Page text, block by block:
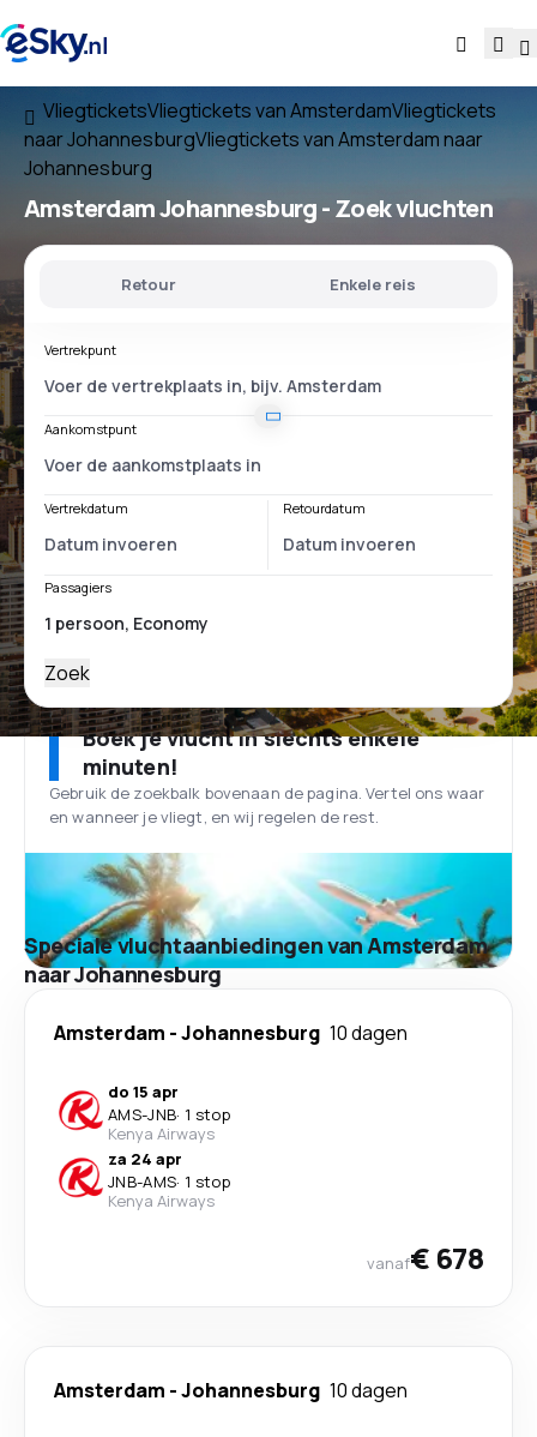
VliegticketsVliegtickets van AmsterdamVliegtickets
naar JohannesburgVliegtickets van Amsterdam naar
Johannesburg
Amsterdam Johannesburg- Zoek vluchten
Retour Enkele reis
Vertrekpunt
Aankomstpunt
Vertrekdatum Retourdatum
Passagiers
Zoek
Boek je vlucht in slechts enkele
minuten!
Gebruik de zoekbalk bovenaan de pagina. Vertel ons waar
en wanneer je vliegt, en wij regelen de rest.
Speciale vluchtaanbiedingen van Amsterdam
naar Johannesburg
Amsterdam -Johannesburg 10 dagen
do 15 apr
AMS-JNB· 1 stop
Kenya Airways
za 24 apr
JNB-AMS· 1 stop
Kenya Airways
vanaf€ 678
Amsterdam -Johannesburg 10 dagen